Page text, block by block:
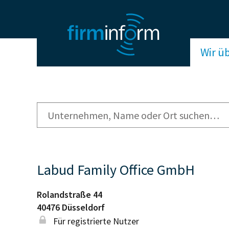
Wir
Labud Family Office GmbH
Rolandstraße 44
40476 Düsseldorf
Für registrierte Nutzer